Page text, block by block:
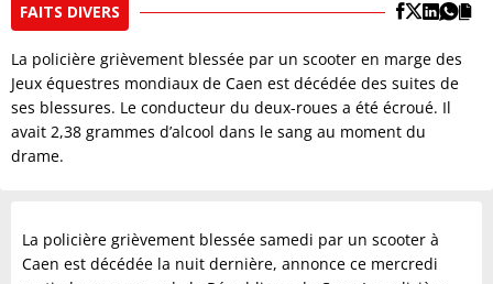
FAITS DIVERS
La policière grièvement blessée par un scooter en marge des
Jeux équestres mondiaux de Caen est décédée des suites de
ses blessures. Le conducteur du deux-roues a été écroué. Il
avait 2,38 grammes d’alcool dans le sang au moment du
drame.
La policière grièvement blessée samedi par un scooter à
Caen est décédée la nuit dernière, annonce ce mercredi